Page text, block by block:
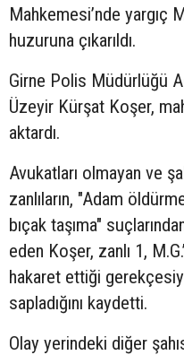
Mahkemesi’nde yargıç
huzuruna çıkarıldı.
Girne Polis Müdürlüğü
Üzeyir Kürşat Koşer,
aktardı.
Avukatları olmayan ve
zanlıların, "Adam
bıçak taşıma"
eden Koşer, zanlı 1,
hakaret ettiği
sapladığını kaydetti.
Olay yerindeki diğer